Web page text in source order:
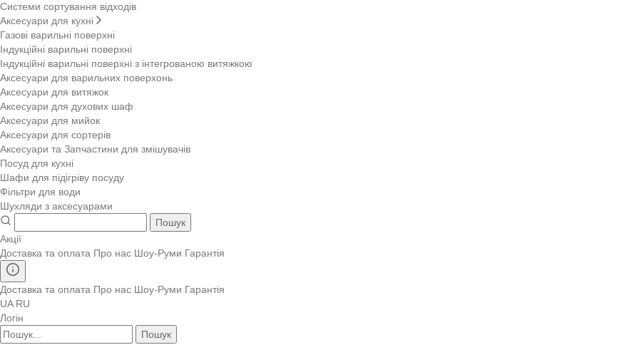
Системи сортування відходів
Аксесуари для кухні
Газові варильні поверхні
Індукційні варильні поверхні
Індукційні варильні поверхні з інтегрованою витяжкою
Аксесуари для варильних поверхонь
Аксесуари для витяжок
Аксесуари для духових шаф
Аксесуари для мийок
Аксесуари для сортерів
Аксесуари та Запчастини для змішувачів
Посуд для кухні
Шафи для підігріву посуду
Фільтри для води
Шухляди з аксесуарами
Пошук
Акції
Доставка та оплата Про нас Шоу-Руми Гарантія
Доставка та оплата Про нас Шоу-Руми Гарантія
UA RU
Логін
Пошук